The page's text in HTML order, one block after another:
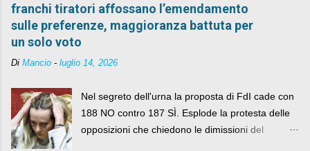
franchi tiratori affossano l’emendamento
sulle preferenze, maggioranza battuta per
un solo voto
Di Mancio - luglio 14, 2026
Nel segreto dell'urna la proposta di FdI cade con
188 NO contro 187 SÌ. Esplode la protesta delle
opposizioni che chiedono le dimissioni del